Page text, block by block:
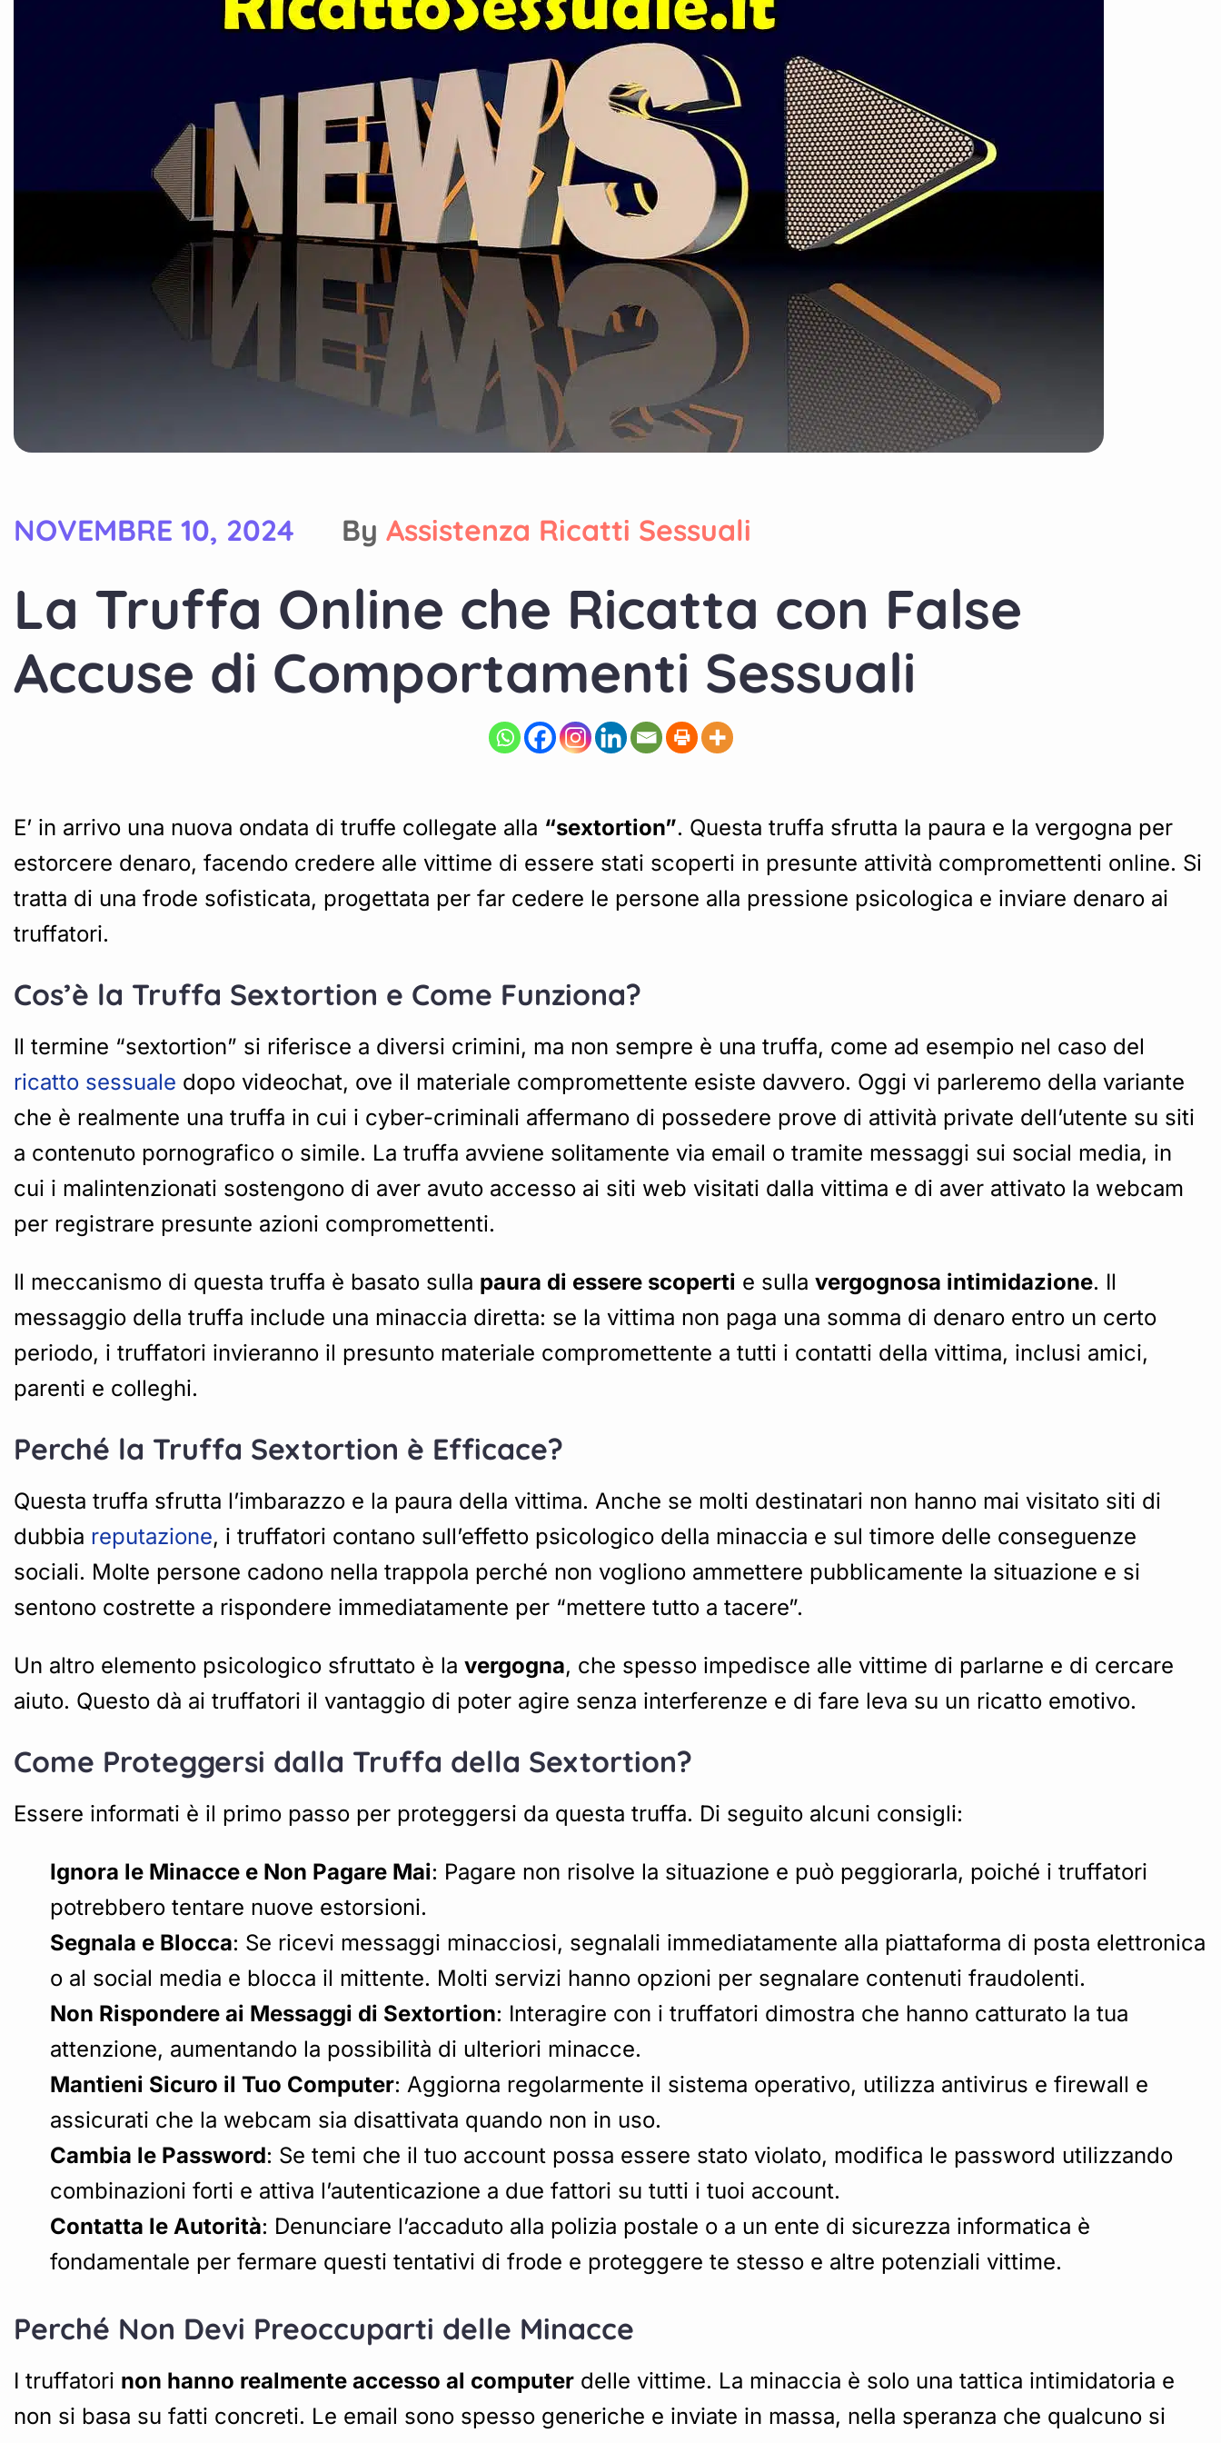
NOVEMBRE 10, 2024 By Assistenza Ricatti Sessuali
La Truffa Online che Ricatta con False
Accuse di Comportamenti Sessuali
E’ in arrivo una nuova ondata di truffe collegate alla “sextortion”. Questa truffa sfrutta la paura e la vergogna per
estorcere denaro, facendo credere alle vittime di essere stati scoperti in presunte attività compromettenti online. Si
tratta di una frode sofisticata, progettata per far cedere le persone alla pressione psicologica e inviare denaro ai
truffatori.
Cos’è la Truffa Sextortion e Come Funziona?
Il termine “sextortion” si riferisce a diversi crimini, ma non sempre è una truffa, come ad esempio nel caso del
ricatto sessuale dopo videochat, ove il materiale compromettente esiste davvero. Oggi vi parleremo della variante
che è realmente una truffa in cui i cyber-criminali affermano di possedere prove di attività private dell’utente su siti
a contenuto pornografico o simile. La truffa avviene solitamente via email o tramite messaggi sui social media, in
cui i malintenzionati sostengono di aver avuto accesso ai siti web visitati dalla vittima e di aver attivato la webcam
per registrare presunte azioni compromettenti.
Il meccanismo di questa truffa è basato sulla paura di essere scoperti e sulla vergognosa intimidazione. Il
messaggio della truffa include una minaccia diretta: se la vittima non paga una somma di denaro entro un certo
periodo, i truffatori invieranno il presunto materiale compromettente a tutti i contatti della vittima, inclusi amici,
parenti e colleghi.
Perché la Truffa Sextortion è Efficace?
Questa truffa sfrutta l’imbarazzo e la paura della vittima. Anche se molti destinatari non hanno mai visitato siti di
dubbia reputazione, i truffatori contano sull’effetto psicologico della minaccia e sul timore delle conseguenze
sociali. Molte persone cadono nella trappola perché non vogliono ammettere pubblicamente la situazione e si
sentono costrette a rispondere immediatamente per “mettere tutto a tacere”.
Un altro elemento psicologico sfruttato è la vergogna, che spesso impedisce alle vittime di parlarne e di cercare
aiuto. Questo dà ai truffatori il vantaggio di poter agire senza interferenze e di fare leva su un ricatto emotivo.
Come Proteggersi dalla Truffa della Sextortion?
Essere informati è il primo passo per proteggersi da questa truffa. Di seguito alcuni consigli:
Ignora le Minacce e Non Pagare Mai: Pagare non risolve la situazione e può peggiorarla, poiché i truffatori
potrebbero tentare nuove estorsioni.
Segnala e Blocca: Se ricevi messaggi minacciosi, segnalali immediatamente alla piattaforma di posta elettronica
o al social media e blocca il mittente. Molti servizi hanno opzioni per segnalare contenuti fraudolenti.
Non Rispondere ai Messaggi di Sextortion: Interagire con i truffatori dimostra che hanno catturato la tua
attenzione, aumentando la possibilità di ulteriori minacce.
Mantieni Sicuro il Tuo Computer: Aggiorna regolarmente il sistema operativo, utilizza antivirus e firewall e
assicurati che la webcam sia disattivata quando non in uso.
Cambia le Password: Se temi che il tuo account possa essere stato violato, modifica le password utilizzando
combinazioni forti e attiva l’autenticazione a due fattori su tutti i tuoi account.
Contatta le Autorità: Denunciare l’accaduto alla polizia postale o a un ente di sicurezza informatica è
fondamentale per fermare questi tentativi di frode e proteggere te stesso e altre potenziali vittime.
Perché Non Devi Preoccuparti delle Minacce
I truffatori non hanno realmente accesso al computer delle vittime. La minaccia è solo una tattica intimidatoria e
non si basa su fatti concreti. Le email sono spesso generiche e inviate in massa, nella speranza che qualcuno si